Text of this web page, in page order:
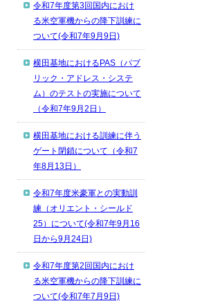
令和7年度第3回国内におけ
る米空軍機からの降下訓練に
ついて(令和7年9月9日)
横田基地におけるPAS（パブ
リック・アドレス・システ
ム）のテストの実施について
（令和7年9月2日）
横田基地における訓練に伴う
ゲート閉鎖について（令和7
年8月13日）
令和7年度米豪軍との実動訓
練（オリエント・シールド
25）について(令和7年9月16
日から9月24日)
令和7年度第2回国内におけ
る米空軍機からの降下訓練に
ついて(令和7年7月9日)